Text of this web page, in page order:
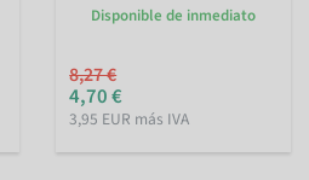
Disponible de inmediato
8,27 €
4,70 €
3,95 EUR más IVA